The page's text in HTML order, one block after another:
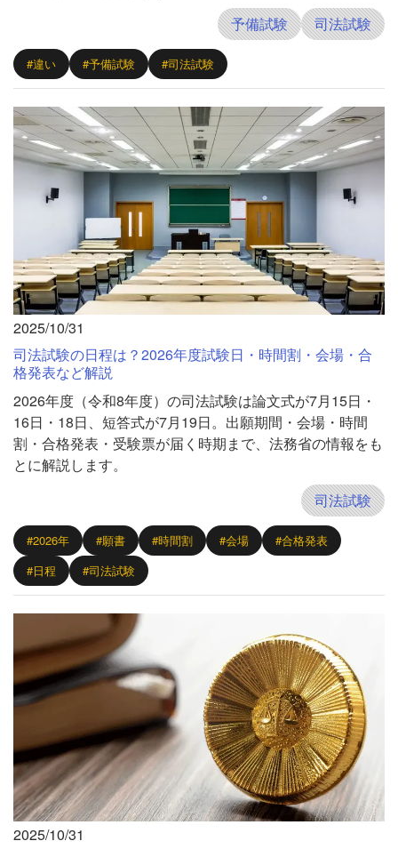
予備試験
司法試験
#違い #予備試験 #司法試験
2025/10/31
司法試験の日程は？2026年度試験日・時間割・会場・合
格発表など解説
2026年度（令和8年度）の司法試験は論文式が7月15日・
16日・18日、短答式が7月19日。出願期間・会場・時間
割・合格発表・受験票が届く時期まで、法務省の情報をも
とに解説します。
司法試験
#2026年 #願書 #時間割 #会場
#合格発表
#日程
#司法試験
2025/10/31